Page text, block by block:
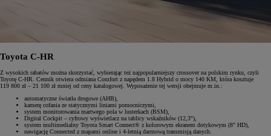
Toyota C-HR
Z wysokich rabatów można skorzystać, wybierając też najpopularniejszy crossover na polskim rynku, czyli
Toyotę C-HR. Cennik otwiera odmiana Comfort z napędem 1.8 Hybrid o mocy 140 KM, która kosztuje
119 800 zł – 21 100 zł mniej od ceny katalogowej. Wyposażenie tej wersji obejmuje m.in.:
automatyczne światła drogowe (AHB),
kamerę cofania ze statycznymi liniami pomocniczymi,
system monitorowania martwego pola w lusterkach (BSM),
Digital Cockpit – cyfrowy wyświetlacz na tablicy wskaźników (12,3"),
system multimedialny Toyota Smart Connect® z kolorowym ekranem dotykowym (8" HD),
nawigację Connected z mapami online i 4-letnią darmową transmisją danych.